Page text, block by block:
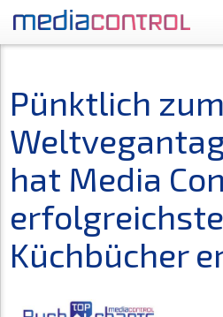
Pünktlich zum
Weltvegantag
hat Media
Küchbücher